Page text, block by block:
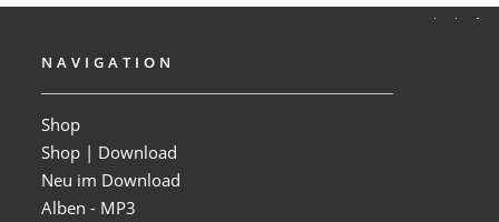
NAVIGATION
Shop
Shop | Download
Neu im Download
Alben - MP3